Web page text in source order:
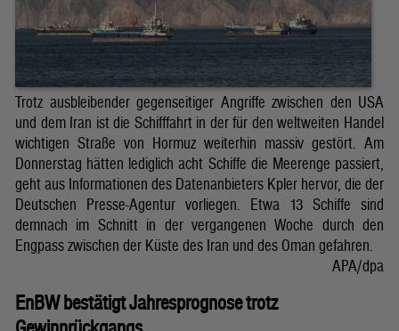
Trotz ausbleibender gegenseitiger Angriffe zwischen den USA
und dem Iran ist die Schifffahrt in der für den weltweiten Handel
wichtigen Straße von Hormuz weiterhin massiv gestört. Am
Donnerstag hätten lediglich acht Schiffe die Meerenge passiert,
geht aus Informationen des Datenanbieters Kpler hervor, die der
Deutschen Presse-Agentur vorliegen. Etwa 13 Schiffe sind
demnach im Schnitt in der vergangenen Woche durch den
Engpass zwischen der Küste des Iran und des Oman gefahren.
APA/dpa
EnBW bestätigt Jahresprognose trotz